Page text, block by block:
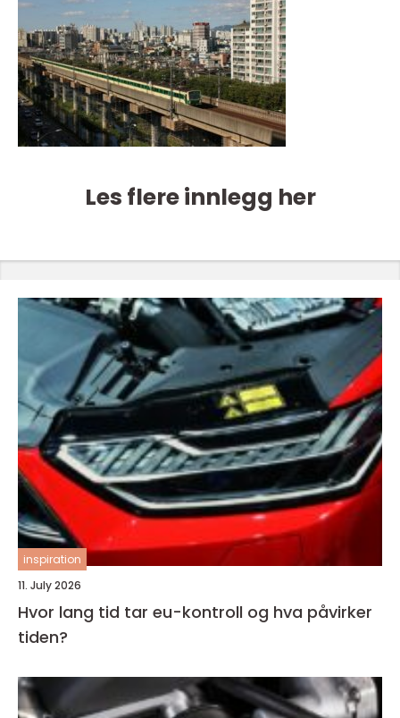
Les flere innlegg her
inspiration
11. July 2026
Hvor lang tid tar eu-kontroll og hva påvirker
tiden?